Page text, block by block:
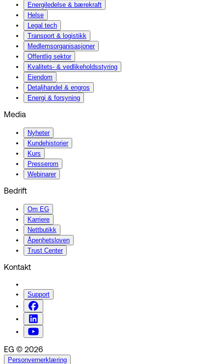
Energiledelse & bærekraft
Helse
Legal tech
Transport & logistikk
Medlemsorganisasjoner
Offentlig sektor
Kvalitets- & vedlikeholdsstyring
Eiendom
Detaljhandel & engros
Energi & forsyning
Media
Nyheter
Kundehistorier
Kurs
Presserom
Webinarer
Bedrift
Om EG
Karriere
Nettbutikk
Åpenhetsloven
Trust Center
Kontakt
Support
EG © 2026
Personvernerklæring